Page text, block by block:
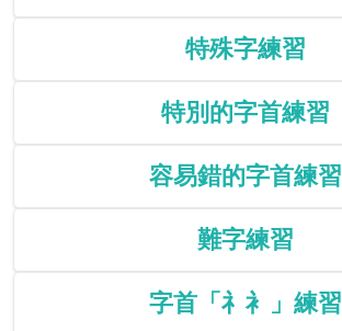
特殊字練習
特別的字首練習
容易錯的字首練習
難字練習
字首「礻衤」練習